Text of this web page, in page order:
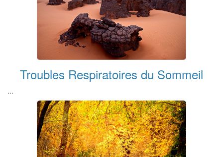
Troubles Respiratoires du Sommeil
...